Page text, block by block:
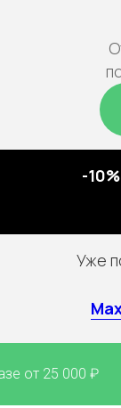
-10%
Уже
000 ₽